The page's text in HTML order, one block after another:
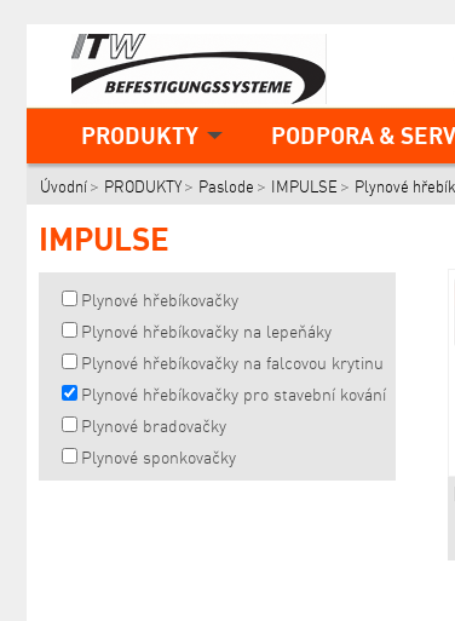
PRODUKTY PODPORA &
Úvodní PRODUKTY Paslode IMPULSE Plynové
IMPULSE
Plynové hřebíkovačky
Plynové hřebíkovačky na lepeňáky
Plynové hřebíkovačky na falcovou krytinu
Plynové hřebíkovačky pro stavební kování
Plynové bradovačky
Plynové sponkovačky